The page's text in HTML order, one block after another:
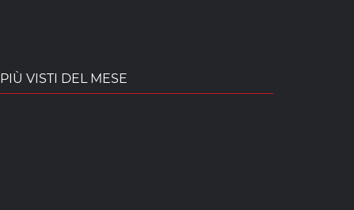
PIÙ VISTI DEL MESE